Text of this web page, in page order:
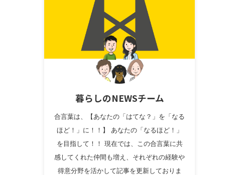
暮らしのNEWSチーム
合言葉は、【あなたの「はてな？」を「なる
ほど！」に！！】 あなたの「なるほど！」
を目指して！！ 現在では、この合言葉に共
感してくれた仲間も増え、それぞれの経験や
得意分野を活かして記事を更新しておりま